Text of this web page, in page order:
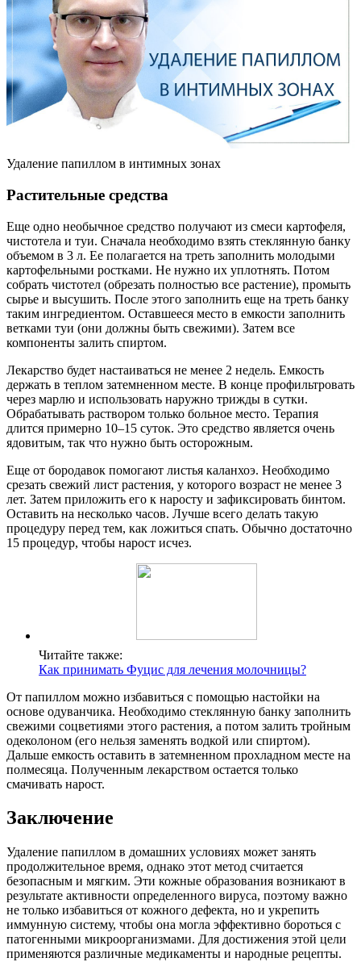
Удаление папиллом в интимных зонах
Растительные средства
Еще одно необычное средство получают из смеси картофеля,
чистотела и туи. Сначала необходимо взять стеклянную банку
объемом в 3 л. Ее полагается на треть заполнить молодыми
картофельными ростками. Не нужно их уплотнять. Потом
собрать чистотел (обрезать полностью все растение), промыть
сырье и высушить. После этого заполнить еще на треть банку
таким ингредиентом. Оставшееся место в емкости заполнить
ветками туи (они должны быть свежими). Затем все
компоненты залить спиртом.
Лекарство будет настаиваться не менее 2 недель. Емкость
держать в теплом затемненном месте. В конце профильтровать
через марлю и использовать наружно трижды в сутки.
Обрабатывать раствором только больное место. Терапия
длится примерно 10–15 суток. Это средство является очень
ядовитым, так что нужно быть осторожным.
Еще от бородавок помогают листья каланхоэ. Необходимо
срезать свежий лист растения, у которого возраст не менее 3
лет. Затем приложить его к наросту и зафиксировать бинтом.
Оставить на несколько часов. Лучше всего делать такую
процедуру перед тем, как ложиться спать. Обычно достаточно
15 процедур, чтобы нарост исчез.
Читайте также:
Как принимать Фуцис для лечения молочницы?
От папиллом можно избавиться с помощью настойки на
основе одуванчика. Необходимо стеклянную банку заполнить
свежими соцветиями этого растения, а потом залить тройным
одеколоном (его нельзя заменять водкой или спиртом).
Дальше емкость оставить в затемненном прохладном месте на
полмесяца. Полученным лекарством остается только
смачивать нарост.
Заключение
Удаление папиллом в домашних условиях может занять
продолжительное время, однако этот метод считается
безопасным и мягким. Эти кожные образования возникают в
результате активности определенного вируса, поэтому важно
не только избавиться от кожного дефекта, но и укрепить
иммунную систему, чтобы она могла эффективно бороться с
патогенными микроорганизмами. Для достижения этой цели
применяются различные медикаменты и народные рецепты.